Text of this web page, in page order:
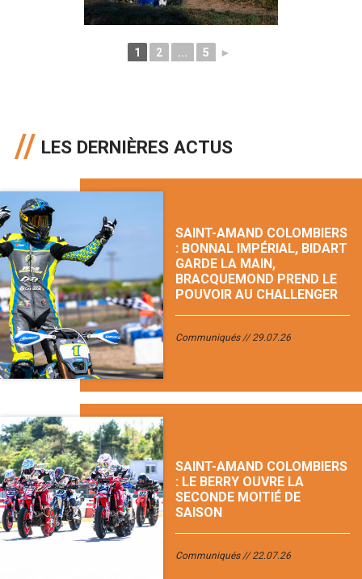
1 2 ... 5 ►
LES DERNIÈRES ACTUS
SAINT-AMAND COLOMBIERS
: BONNAL IMPÉRIAL, BIDART
GARDE LA MAIN,
BRACQUEMOND PREND LE
POUVOIR AU CHALLENGER
Communiqués 29.07.26
SAINT-AMAND COLOMBIERS
: LE BERRY OUVRE LA
SECONDE MOITIÉ DE
SAISON
Communiqués 22.07.26